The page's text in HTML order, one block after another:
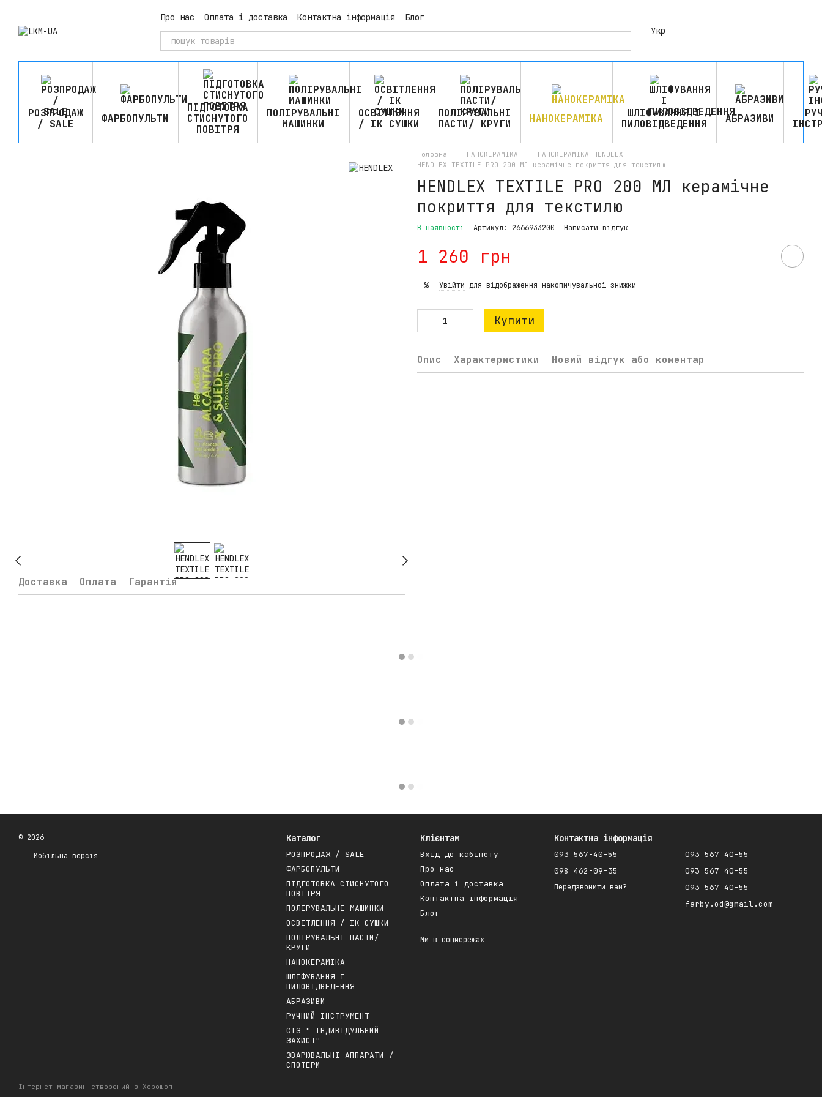
Про нас Оплата і доставка Контактна інформація
Блог
Укр
РОЗПРОДАЖ
/ SALE
ФАРБОПУЛЬТИ
ПІДГОТОВКА
СТИСНУТОГО
ПОВІТРЯ
ПОЛІРУВАЛЬНІ
МАШИНКИ
ОСВІТЛЕННЯ
/ ІК СУШКИ
ПОЛІРУВАЛЬНІ
ПАСТИ/ КРУГИ
НАНОКЕРАМІКА
ШЛІФУВАННЯ І
ПИЛОВІДВЕДЕННЯ
АБРАЗИВИ
Доставка Оплата Гарантія
Головна НАНОКЕРАМІКА
НАНОКЕРАМІКА HENDLEX
HENDLEX TEXTILE PRO 200 МЛ керамічне покриття для текстилю
HENDLEX TEXTILE PRO 200 МЛ керамічне
покриття для текстилю
В наявності Артикул: 2666933200 Написати відгук
1 260 грн
% Увійти для відображення накопичувальної знижки
Купити
Опис Характеристики Новий відгук або коментар
© 2026
Мобільна версія
Інтернет-магазин створений з Хорошоп
Каталог
РОЗПРОДАЖ / SALE
ФАРБОПУЛЬТИ
ПІДГОТОВКА СТИСНУТОГО
ПОВІТРЯ
ПОЛІРУВАЛЬНІ МАШИНКИ
ОСВІТЛЕННЯ / ІК СУШКИ
ПОЛІРУВАЛЬНІ ПАСТИ/
КРУГИ
НАНОКЕРАМІКА
ШЛІФУВАННЯ І
ПИЛОВІДВЕДЕННЯ
АБРАЗИВИ
РУЧНИЙ ІНСТРУМЕНТ
СІЗ " ІНДИВІДУЛЬНИЙ
ЗАХИСТ"
ЗВАРЮВАЛЬНІ АППАРАТИ /
СПОТЕРИ
Клієнтам
Вхід до кабінету
Про нас
Оплата і доставка
Контактна інформація
Блог
Ми в соцмережах
Контактна інформація
093 567-40-55
098 462-09-35
Передзвонити вам?
093 567 40-55
093 567 40-55
093 567 40-55
farby.od@gmail.com